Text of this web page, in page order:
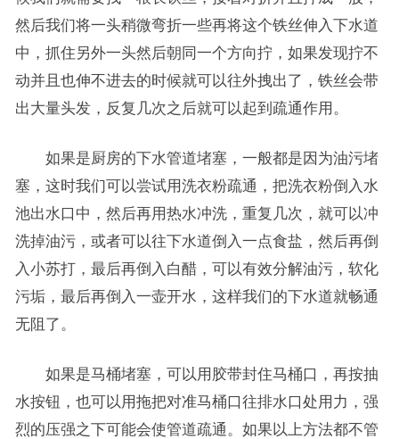
然后我们将一头稍微弯折一些再将这个铁丝伸入下水道
中，抓住另外一头然后朝同一个方向拧，如果发现拧不
动并且也伸不进去的时候就可以往外拽出了，铁丝会带
出大量头发，反复几次之后就可以起到疏通作用。
如果是厨房的下水管道堵塞，一般都是因为油污堵
塞，这时我们可以尝试用洗衣粉疏通，把洗衣粉倒入水
池出水口中，然后再用热水冲洗，重复几次，就可以冲
洗掉油污，或者可以往下水道倒入一点食盐，然后再倒
入小苏打，最后再倒入白醋，可以有效分解油污，软化
污垢，最后再倒入一壶开水，这样我们的下水道就畅通
无阻了。
如果是马桶堵塞，可以用胶带封住马桶口，再按抽
水按钮，也可以用拖把对准马桶口往排水口处用力，强
烈的压强之下可能会使管道疏通。如果以上方法都不管